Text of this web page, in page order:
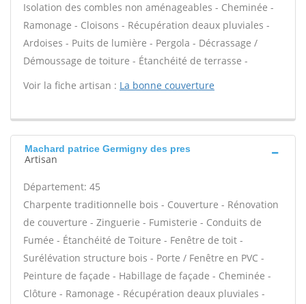
Isolation des combles non aménageables - Cheminée -
Ramonage - Cloisons - Récupération deaux pluviales -
Ardoises - Puits de lumière - Pergola - Décrassage /
Démoussage de toiture - Étanchéité de terrasse -
Voir la fiche artisan : La bonne couverture
Machard patrice Germigny des pres
Artisan
Département: 45
Charpente traditionnelle bois - Couverture - Rénovation
de couverture - Zinguerie - Fumisterie - Conduits de
Fumée - Étanchéité de Toiture - Fenêtre de toit -
Surélévation structure bois - Porte / Fenêtre en PVC -
Peinture de façade - Habillage de façade - Cheminée -
Clôture - Ramonage - Récupération deaux pluviales -